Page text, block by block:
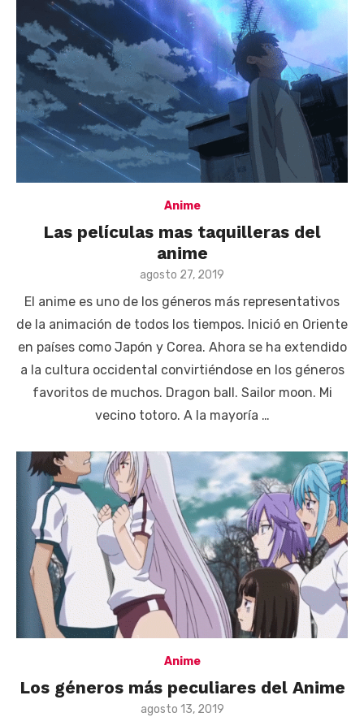
Anime
Las películas mas taquilleras del
anime
Posted
agosto 27, 2019
El anime es uno de los géneros más representativos
de la animación de todos los tiempos. Inició en Oriente
en países como Japón y Corea. Ahora se ha extendido
a la cultura occidental convirtiéndose en los géneros
favoritos de muchos. Dragon ball. Sailor moon. Mi
vecino totoro. A la mayoría …
Anime
Los géneros más peculiares del Anime
Posted
agosto 13, 2019